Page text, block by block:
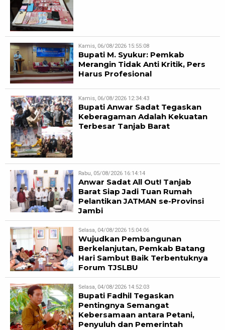
Kamis, 06/08/2026 15:55:08
Bupati M. Syukur: Pemkab
Merangin Tidak Anti Kritik, Pers
Harus Profesional
Kamis, 06/08/2026 12:34:43
Bupati Anwar Sadat Tegaskan
Keberagaman Adalah Kekuatan
Terbesar Tanjab Barat
Rabu, 05/08/2026 16:14:14
Anwar Sadat All Out! Tanjab
Barat Siap Jadi Tuan Rumah
Pelantikan JATMAN se-Provinsi
Jambi
Selasa, 04/08/2026 15:04:06
Wujudkan Pembangunan
Berkelanjutan, Pemkab Batang
Hari Sambut Baik Terbentuknya
Forum TJSLBU
Selasa, 04/08/2026 14:52:03
Bupati Fadhil Tegaskan
Pentingnya Semangat
Kebersamaan antara Petani,
Penyuluh dan Pemerintah